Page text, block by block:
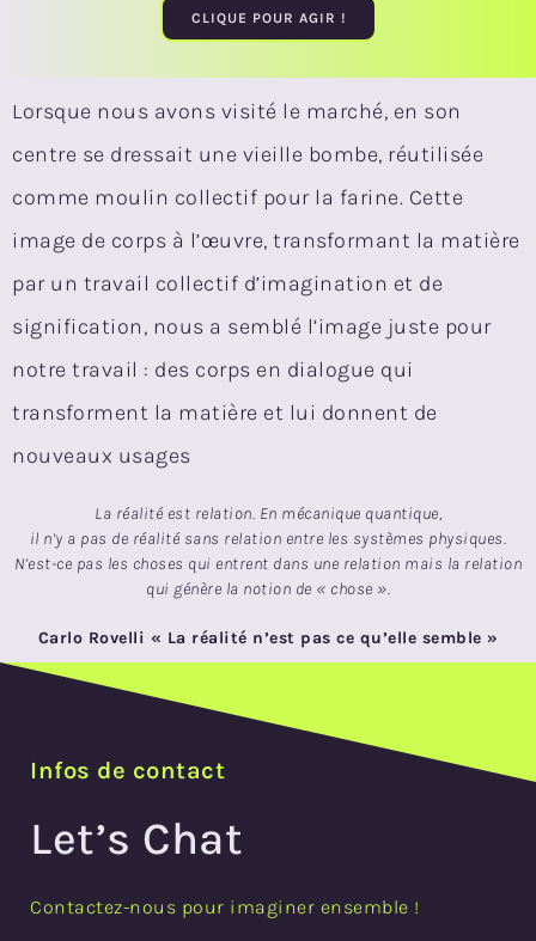
CLIQUE POUR AGIR !
Lorsque nous avons visité le marché, en son
centre se dressait une vieille bombe, réutilisée
comme moulin collectif pour la farine. Cette
image de corps à l’œuvre, transformant la matière
par un travail collectif d’imagination et de
signification, nous a semblé l’image juste pour
notre travail : des corps en dialogue qui
transforment la matière et lui donnent de
nouveaux usages
La réalité est relation. En mécanique quantique,
il n’y a pas de réalité sans relation entre les systèmes physiques.
N’est-ce pas les choses qui entrent dans une relation mais la relation
qui génère la notion de « chose ».
Carlo Rovelli « La réalité n’est pas ce qu’elle semble »
Infos de contact
Let’s Chat
Contactez-nous pour imaginer ensemble !